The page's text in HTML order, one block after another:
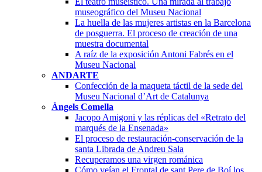
museográfico del Museu Nacional
La huella de las mujeres artistas en la Barcelona
de posguerra. El proceso de creación de una
muestra documental
A raíz de la exposición Antoni Fabrés en el
Museu Nacional
ANDARTE
Confección de la maqueta táctil de la sede del
Museu Nacional d’Art de Catalunya
Àngels Comella
Jacopo Amigoni y las réplicas del «Retrato del
marqués de la Ensenada»
El proceso de restauración-conservación de la
santa Librada de Andreu Sala
Recuperamos una virgen románica
Cómo veían el Frontal de sant Pere de Boí los